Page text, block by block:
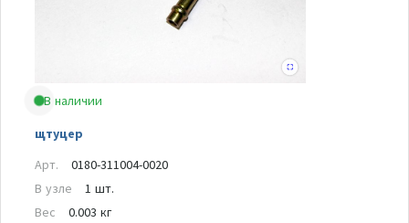
В наличии
щтуцер
Арт.
0180-311004-0020
В узле
1 шт.
Вес
0.003 кг